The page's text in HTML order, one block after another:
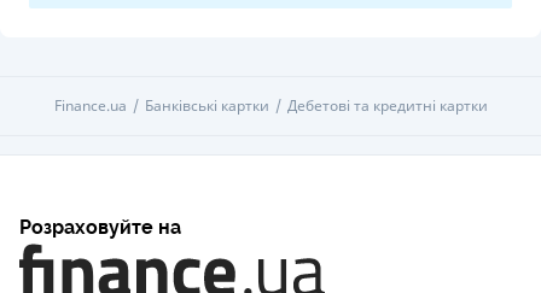
Finance.ua Банківські картки Дебетові та кредитні картки
Розраховуйте на